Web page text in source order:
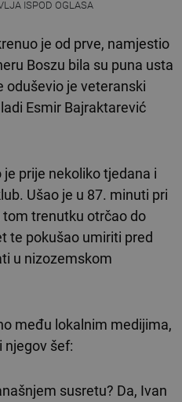
ISPOD OGLASA
je od prve, namjestio
Boszu bila su puna usta
oduševio je veteranski
Esmir Bajraktarević
prije nekoliko tjedana i
Ušao je u 87. minuti pri
tom trenutku otrčao do
te pokušao umiriti pred
u nizozemskom
među lokalnim medijima,
njegov šef:
susretu? Da, Ivan